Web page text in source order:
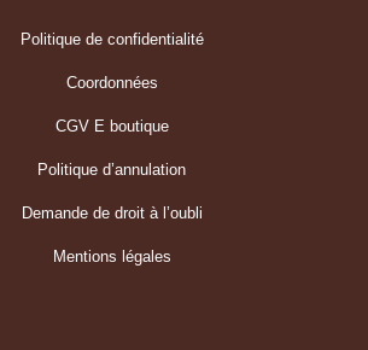
Politique de confidentialité
Coordonnées
CGV E boutique
Politique d’annulation
Demande de droit à l’oubli
Mentions légales